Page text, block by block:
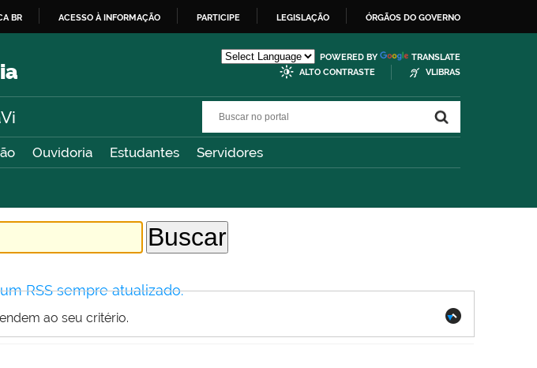
O
BR ACESSO À INFORMAÇÃO PARTICIPE LEGISLAÇÃO ÓRGÃOS DO GOVERNO
POWERED BY
TRANSLATE
ALTO CONTRASTE
VLIBRAS
Ouvidoria Estudantes Servidores
RSS sempre atualizado.
ao seu critério.